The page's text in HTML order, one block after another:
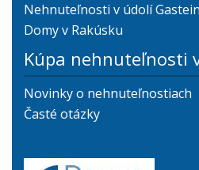
Nehnuteľnosti v údolí Gastein
Domy v Rakúsku
Kúpa nehnuteľnosti
Novinky o nehnuteľnostiach
Časté otázky